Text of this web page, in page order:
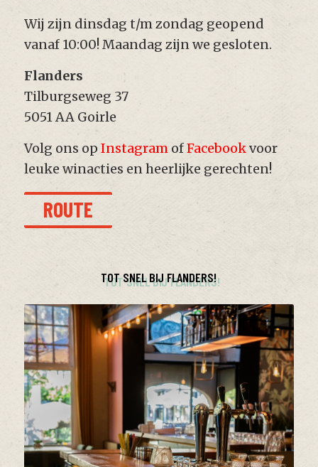
Wij zijn dinsdag t/m zondag geopend
vanaf 10:00! Maandag zijn we gesloten.
Flanders
Tilburgseweg 37
5051 AA Goirle
Volg ons op InstagramofFacebookvoor
leuke winacties en heerlijke gerechten!
ROUTE
TOT SNEL BIJ FLANDERS!